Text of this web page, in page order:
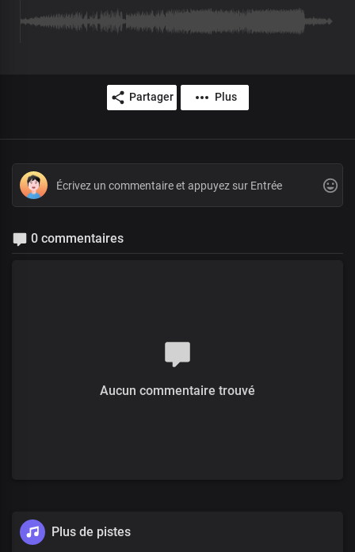
Partager Plus
0 commentaires
Aucun commentaire trouvé
Plus de pistes